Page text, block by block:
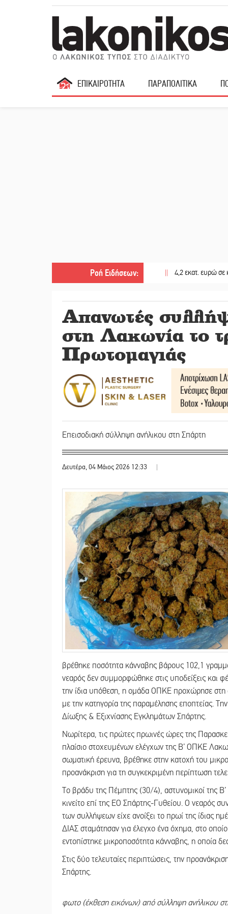
ΕΠΙΚΑΙΡΟΤΗΤΑ ΠΑΡΑΠΟΛΙΤΙΚΑ
Ροή Ειδήσεων:
|| 4,2 εκατ. ευρώ σε
Απανωτές
στη Λακωνία το
Πρωτομαγιάς
Επεισοδιακή σύλληψη ανήλικου στη Σπάρτη
Δευτέρα, 04 Μάιος 2026 12:33 |
βρέθηκε ποσότητα κάνναβης βάρους 102,1
νεαρός δεν συμμορφώθηκε στις υποδείξεις και
την ίδια υπόθεση, η ομάδα ΟΠΚΕ προχώρησε
με την κατηγορία της παραμέλησης εποπτείας.
Δίωξης & Εξιχνίασης Εγκλημάτων Σπάρτης.
Νωρίτερα, τις πρώτες πρωινές ώρες της
πλαίσιο στοχευμένων ελέγχων της Β’ ΟΠΚΕ
σωματική έρευνα, βρέθηκε στην κατοχή του
προανάκριση για τη συγκεκριμένη περίπτωση
Το βράδυ της Πέμπτης (30/4), αστυνομικοί της
κινείτο επί της ΕΟ Σπάρτης-Γυθείου. Ο νεαρός
των συλλήψεων είχε ανοίξει το πρωί της ίδιας
ΔΙΑΣ σταμάτησαν για έλεγχο ένα όχημα, στο
εντοπίστηκε μικροποσότητα κάνναβης, η οποία
Στις δύο τελευταίες περιπτώσεις, την
Σπάρτης.
φωτο (έκθεση εικόνων) από σύλληψη ανήλικου